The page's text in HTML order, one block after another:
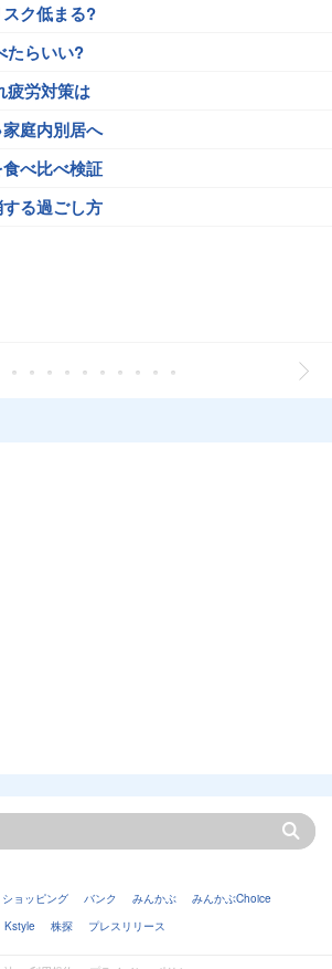
ク低まる?
たらいい?
疲労対策は
庭内別居へ
べ比べ検証
る過ごし方
ショッピング バンク みんかぶ
みんかぶChoice
Kstyle
株探 プレスリリース